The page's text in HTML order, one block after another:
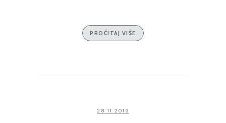
PROČITAJ VIŠE
28.11.2019